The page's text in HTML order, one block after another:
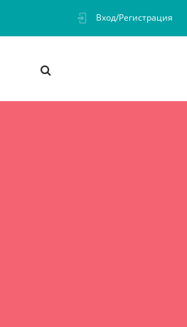
Вход/Регистрация